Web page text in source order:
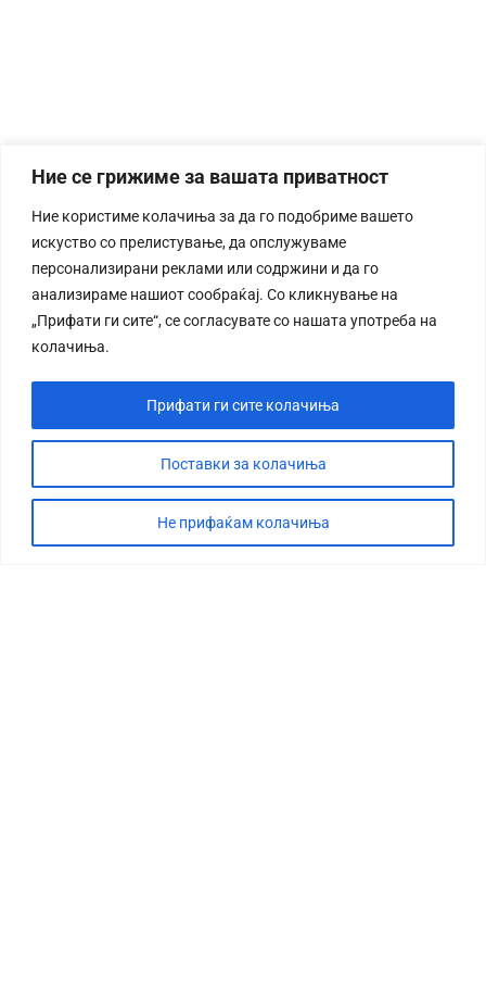
Ние се грижиме за вашата приватност
Ние користиме колачиња за да го подобриме вашето
искуство со прелистување, да опслужуваме
персонализирани реклами или содржини и да го
анализираме нашиот сообраќај. Со кликнување на
„Прифати ги сите“, се согласувате со нашата употреба на
колачиња.
Поставки за колачиња
Не прифаќам колачиња
Прифати ги сите колачиња